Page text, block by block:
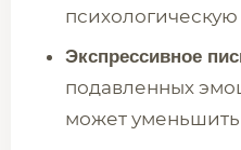
психологическую
Экспрессивное
подавленных
может